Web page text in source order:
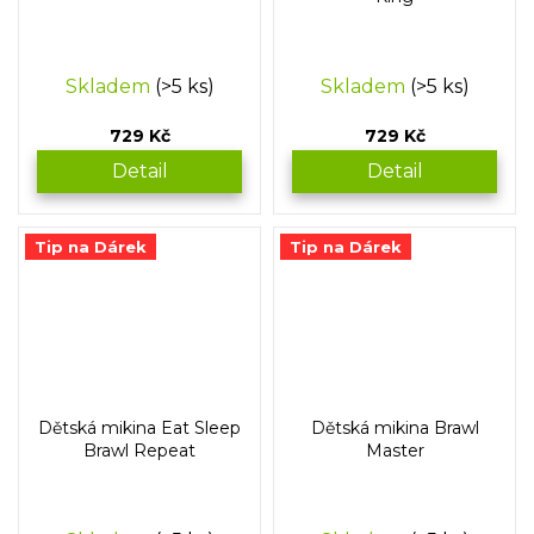
Skladem (>5 ks)
729 Kč
Detail
Skladem (>5 ks)
729 Kč
Detail
Tip na Dárek
Dětská mikina Eat Sleep
Brawl Repeat
Tip na Dárek
Dětská mikina Brawl
Master